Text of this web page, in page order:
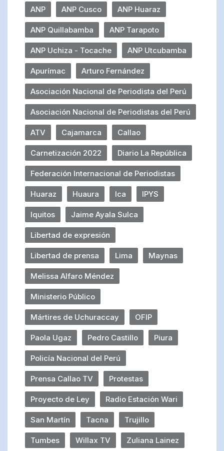
ANP ANP Cusco ANP Huaraz
ANP Quillabamba ANP Tarapoto
ANP Uchiza - Tocache ANP Utcubamba
Apurímac Arturo Fernández
Asociación Nacional de Periodista del Perú
Asociación Nacional de Periodistas del Perú
ATV Cajamarca Callao
Carnetización 2022 Diario La República
Federación Internacional de Periodistas
Huaraz Huaura Ica IPYS
Iquitos Jaime Ayala Sulca
Libertad de expresión
Libertad de prensa Lima Maynas
Melissa Alfaro Méndez
Ministerio Público
Mártires de Uchuraccay OFIP
Paola Ugaz Pedro Castillo Piura
Policía Nacional del Perú
Prensa Callao TV Protestas
Proyecto de Ley Radio Estación Wari
San Martín Tacna Trujillo
Tumbes Willax TV Zuliana Lainez